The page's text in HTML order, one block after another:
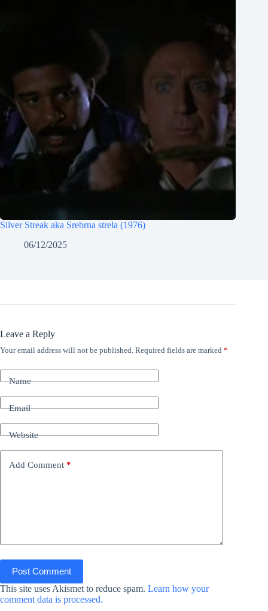
Silver Streak aka Srebrna strela (1976)
06/12/2025
Leave a Reply
Your email address will not be published. Required fields are marked *
Name
Email
Website
Add Comment *
Post Comment
This site uses Akismet to reduce spam. Learn how your
comment data is processed.